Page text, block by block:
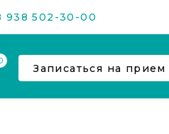
938 502-30-00
Записаться на прием